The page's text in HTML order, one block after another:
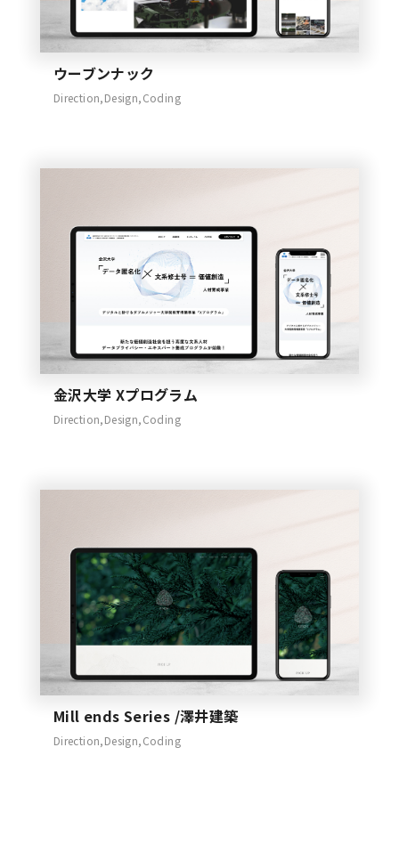
ウーブンナック
Direction,Design,Coding
金沢大学 Xプログラム
Direction,Design,Coding
Mill ends Series /澤井建築
Direction,Design,Coding